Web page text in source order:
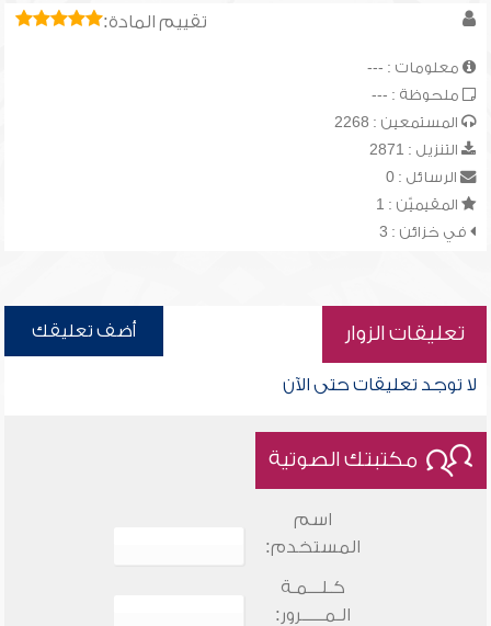
تقييم المادة:
معلومات : ---
ملحوظة : ---
المستمعين : 2268
التنزيل : 2871
الرسائل : 0
المقيميّن : 1
في خزائن : 3
تعليقات الزوار أضف تعليقك
لا توجد تعليقات حتى الآن
مكتبتك الصوتية
اسم
المستخدم:
كـلـــمـة
الـمـــــرور: